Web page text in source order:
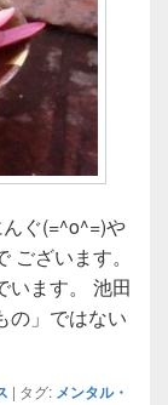
ぐ(=^o^=)や
ざいます。
います。 池田
の」ではない
| タグ: メンタル・